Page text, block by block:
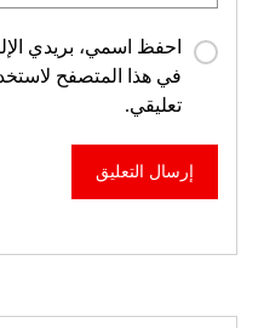
احفظ اسمي، بريدي
في هذا المتصفح
تعليقي.